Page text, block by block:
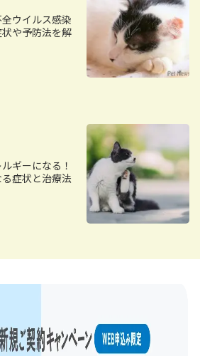
全ウイルス感染
や予防法を解
ギーになる！
症状と治療法